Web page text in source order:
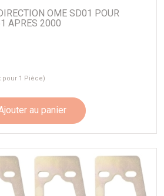
OME SD01 POUR
APRES 2000
pour 1 Pièce)
au panier